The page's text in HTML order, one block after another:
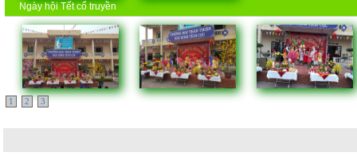
Ngày hội Tết cổ truyền
1 2 3